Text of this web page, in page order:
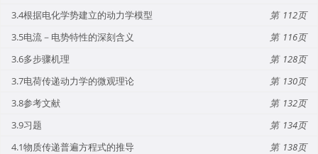
3.4根据电化学势建立的动力学模型
112
3.5电流－电势特性的深刻含义
116
3.6多步骤机理
128
3.7电荷传递动力学的微观理论
130
3.8参考文献
132
3.9习题
134
4.1物质传递普遍方程式的推导
138